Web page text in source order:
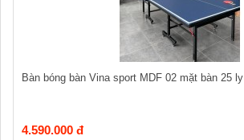
Bàn bóng bàn Vina sport MDF 02 mặt bàn 25 ly
4.590.000 đ